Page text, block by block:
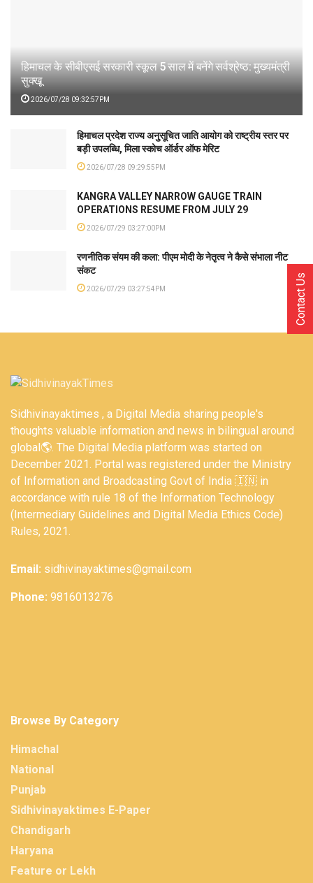
हिमाचल के सीबीएसई सरकारी स्कूल 5 साल में बनेंगे सर्वश्रेष्ठ: मुख्यमंत्री
सुक्खू
2026/07/28 09:32:57PM
हिमाचल प्रदेश राज्य अनुसूचित जाति आयोग को राष्ट्रीय स्तर पर
बड़ी उपलब्धि, मिला स्कोच ऑर्डर ऑफ मेरिट
2026/07/28 09:29:55PM
KANGRA VALLEY NARROW GAUGE TRAIN
OPERATIONS RESUME FROM JULY 29
2026/07/29 03:27:00PM
रणनीतिक संयम की कला: पीएम मोदी के नेतृत्व ने कैसे संभाला नीट
संकट
2026/07/29 03:27:54PM
Sidhivinayaktimes , a Digital Media sharing people's
thoughts valuable information and news in bilingual around
global🌎. The Digital Media platform was started on
December 2021. Portal was registered under the Ministry
of Information and Broadcasting Govt of India 🇮🇳 in
accordance with rule 18 of the Information Technology
(Intermediary Guidelines and Digital Media Ethics Code)
Rules, 2021.
Email: sidhivinayaktimes@gmail.com
Phone: 9816013276
Browse By Category
Himachal
National
Punjab
Sidhivinayaktimes E-Paper
Chandigarh
Haryana
Feature or Lekh
Contact Us